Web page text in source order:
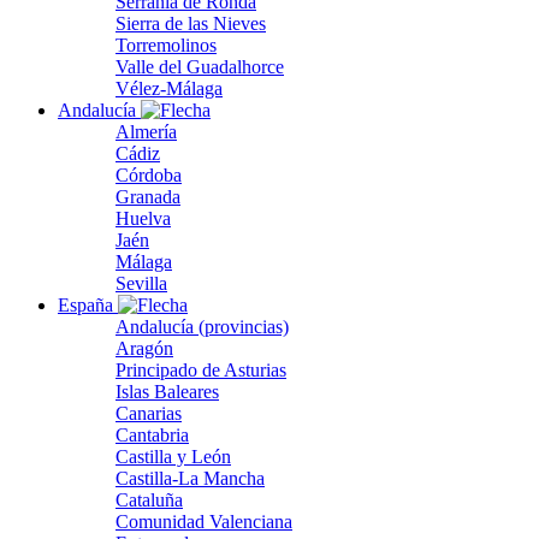
Sierra de las Nieves
Torremolinos
Valle del Guadalhorce
Vélez-Málaga
Andalucía
Almería
Cádiz
Córdoba
Granada
Huelva
Jaén
Málaga
Sevilla
España
Andalucía (provincias)
Aragón
Principado de Asturias
Islas Baleares
Canarias
Cantabria
Castilla y León
Castilla-La Mancha
Cataluña
Comunidad Valenciana